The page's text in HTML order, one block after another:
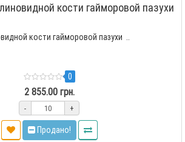
кости гайморовой пазухи
кости гайморовой пазухи ..
0
2 855.00 грн.
- +
Продано!